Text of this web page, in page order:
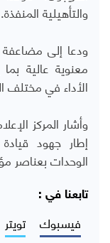
والتأهيلية المنفذة.
ودعا إلى مضاعفة
معنوية عالية
الأداء في مختلف
وأشار المركز
إطار جهود قيادة
الوحدات بعناصر
تابعنا في :
فيسبوك تويتر